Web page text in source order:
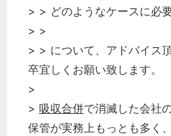
> > どのようなケースに必
> >
> > について、アドバイス
卒宜しくお願い致します。
>
> 吸収合併で消滅した会社
保管が実務上もっとも多く